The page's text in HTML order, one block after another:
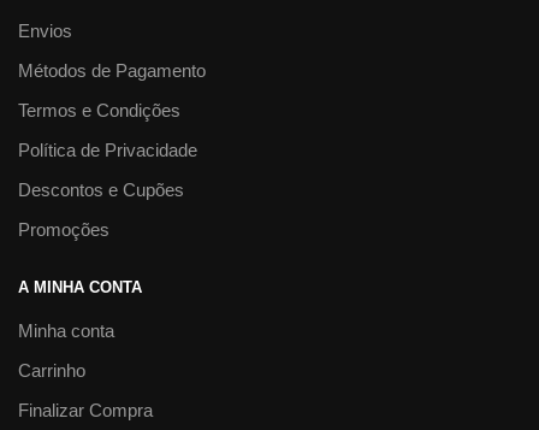
Envios
Métodos de Pagamento
Termos e Condições
Política de Privacidade
Descontos e Cupões
Promoções
A MINHA CONTA
Minha conta
Carrinho
Finalizar Compra